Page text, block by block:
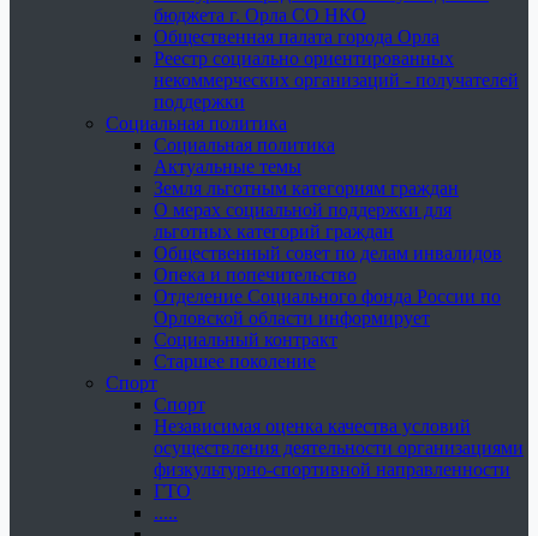
бюджета г. Орла СО НКО
Общественная палата города Орла
Реестр социально ориентированных
некоммерческих организаций - получателей
поддержки
Социальная политика
Социальная политика
Актуальные темы
Земля льготным категориям граждан
О мерах социальной поддержки для
льготных категорий граждан
Общественный совет по делам инвалидов
Опека и попечительство
Отделение Социального фонда России по
Орловской области информирует
Социальный контракт
Старшее поколение
Спорт
Спорт
Независимая оценка качества условий
осуществления деятельности организациями
физкультурно-спортивной направленности
ГТО
.....